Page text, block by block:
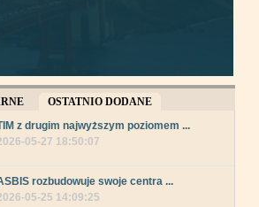
OSTATNIO DODANE
z drugim najwyższym poziomem ...
05-27 18:50:07
rozbudowuje swoje centra ...
05-25 14:09:25